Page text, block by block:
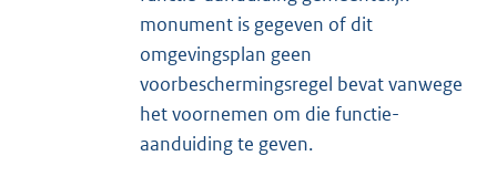
monument is gegeven of dit
omgevingsplan geen
voorbeschermingsregel bevat vanwege
het voornemen om die functie-
aanduiding te geven.